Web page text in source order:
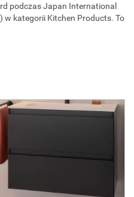
podczas Japan International
w kategorii Kitchen Products. To